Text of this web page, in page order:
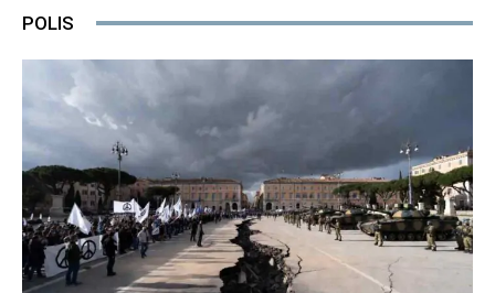
POLIS